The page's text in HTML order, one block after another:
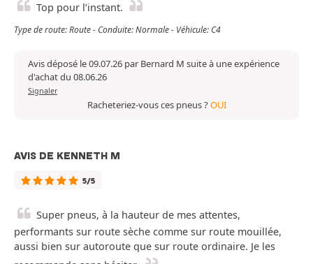
Top pour l’instant.
Type de route: Route - Conduite: Normale - Véhicule: C4
Avis déposé le 09.07.26 par Bernard M suite à une expérience
d'achat du 08.06.26
Signaler
Racheteriez-vous ces pneus ?OUI
AVIS DE KENNETH M
5/5
Super pneus, à la hauteur de mes attentes,
performants sur route sèche comme sur route mouillée,
aussi bien sur autoroute que sur route ordinaire. Je les